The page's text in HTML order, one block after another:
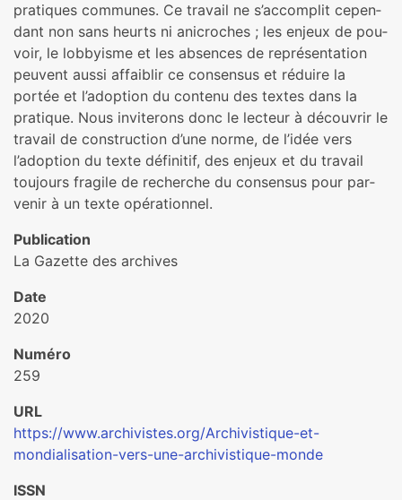
pra­ti­ques com­mu­nes. Ce tra­vail ne s’accom­plit cepen­
dant non sans heurts ni ani­cro­ches ; les enjeux de pou­
voir, le lob­byisme et les absen­ces de repré­sen­ta­tion
peu­vent aussi affai­blir ce consen­sus et réduire la
portée et l’adop­tion du contenu des textes dans la
pra­ti­que. Nous invi­te­rons donc le lec­teur à décou­vrir le
tra­vail de cons­truc­tion d’une norme, de l’idée vers
l’adop­tion du texte défi­ni­tif, des enjeux et du tra­vail
tou­jours fra­gile de recher­che du consen­sus pour par­
ve­nir à un texte opé­ra­tion­nel.
Publication
La Gazette des archives
Date
2020
Numéro
259
URL
https://www.archivistes.org/Archivistique-et-
mondialisation-vers-une-archivistique-monde
ISSN